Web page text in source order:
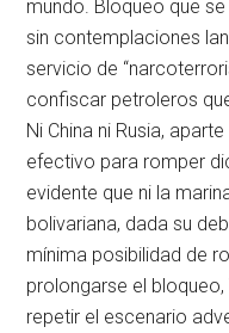
mundo. Bloqueo que
sin contemplaciones
servicio de
confiscar petroleros
Ni China ni Rusia,
efectivo para romper
evidente que ni la
bolivariana, dada su
mínima posibilidad de
prolongarse el
repetir el escenario